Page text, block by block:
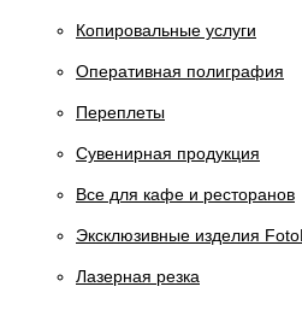
Копировальные услуги
Оперативная полиграфия
Переплеты
Сувенирная продукция
Все для кафе и ресторанов
Эксклюзивные изделия
Лазерная резка